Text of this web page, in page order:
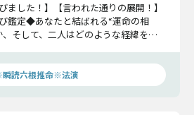
ました！】【言われた通りの展開！】
鑑定◆あなたと結ばれる“運命の相
そして、二人はどのような経緯を踏
す！
読六根推命※法演